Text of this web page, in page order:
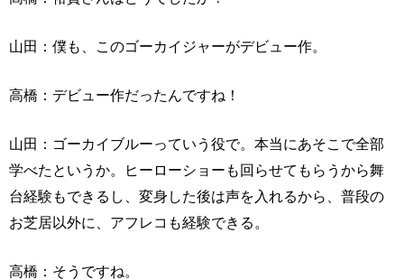
山田：僕も、このゴーカイジャーがデビュー作。
高橋：デビュー作だったんですね！
山田：ゴーカイブルーっていう役で。本当にあそこで全部
学べたというか。ヒーローショーも回らせてもらうから舞
台経験もできるし、変身した後は声を入れるから、普段の
お芝居以外に、アフレコも経験できる。
高橋：そうですね。